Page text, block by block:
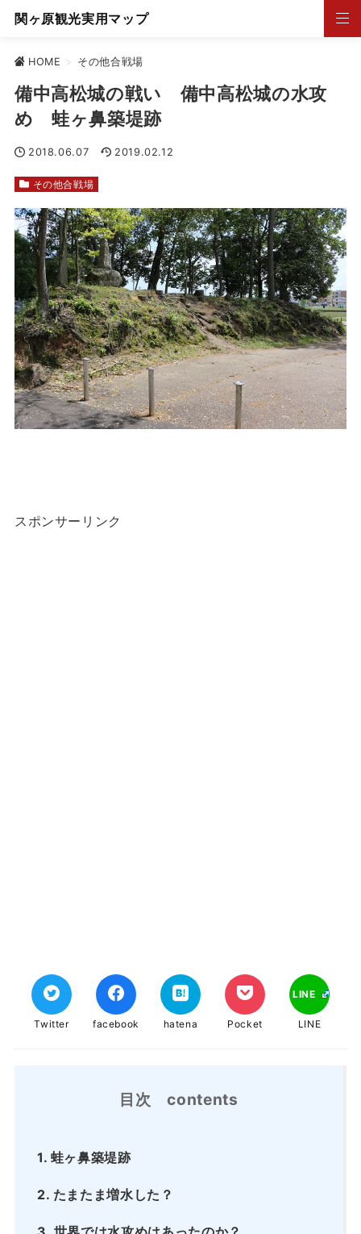
関ヶ原観光実用マップ
HOME > その他合戦場
備中高松城の戦い 備中高松城の水攻
め 蛙ヶ鼻築堤跡
2018.06.07 2019.02.12
その他合戦場
スポンサーリンク
Twitter facebook hatena Pocket
LINE
LINE
目次 contents
1. 蛙ヶ鼻築堤跡
2. たまたま増水した？